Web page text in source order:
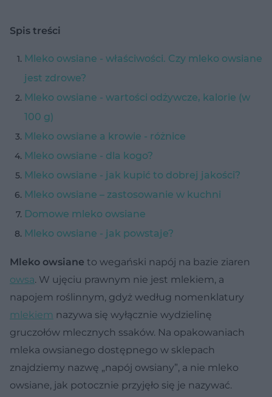
Spis treści
Mleko owsiane - właściwości. Czy mleko owsiane
jest zdrowe?
Mleko owsiane - wartości odżywcze, kalorie (w
100 g)
Mleko owsiane a krowie - różnice
Mleko owsiane - dla kogo?
Mleko owsiane - jak kupić to dobrej jakości?
Mleko owsiane – zastosowanie w kuchni
Domowe mleko owsiane
Mleko owsiane - jak powstaje?
Mleko owsiane to wegański napój na bazie ziaren
owsa. W ujęciu prawnym nie jest mlekiem, a
napojem roślinnym, gdyż według nomenklatury
mlekiem nazywa się wyłącznie wydzielinę
gruczołów mlecznych ssaków. Na opakowaniach
mleka owsianego dostępnego w sklepach
znajdziemy nazwę „napój owsiany”, a nie mleko
owsiane, jak potocznie przyjęło się je nazywać.